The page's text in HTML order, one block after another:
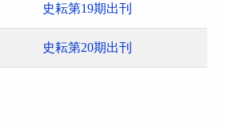
史耘第19期出刊
史耘第20期出刊